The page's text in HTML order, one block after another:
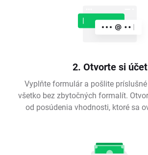
2. Otvorte si účet
Vyplňte formulár a pošlite
všetko bez zbytočných formalít.
od posúdenia vhodnosti, ktoré sa